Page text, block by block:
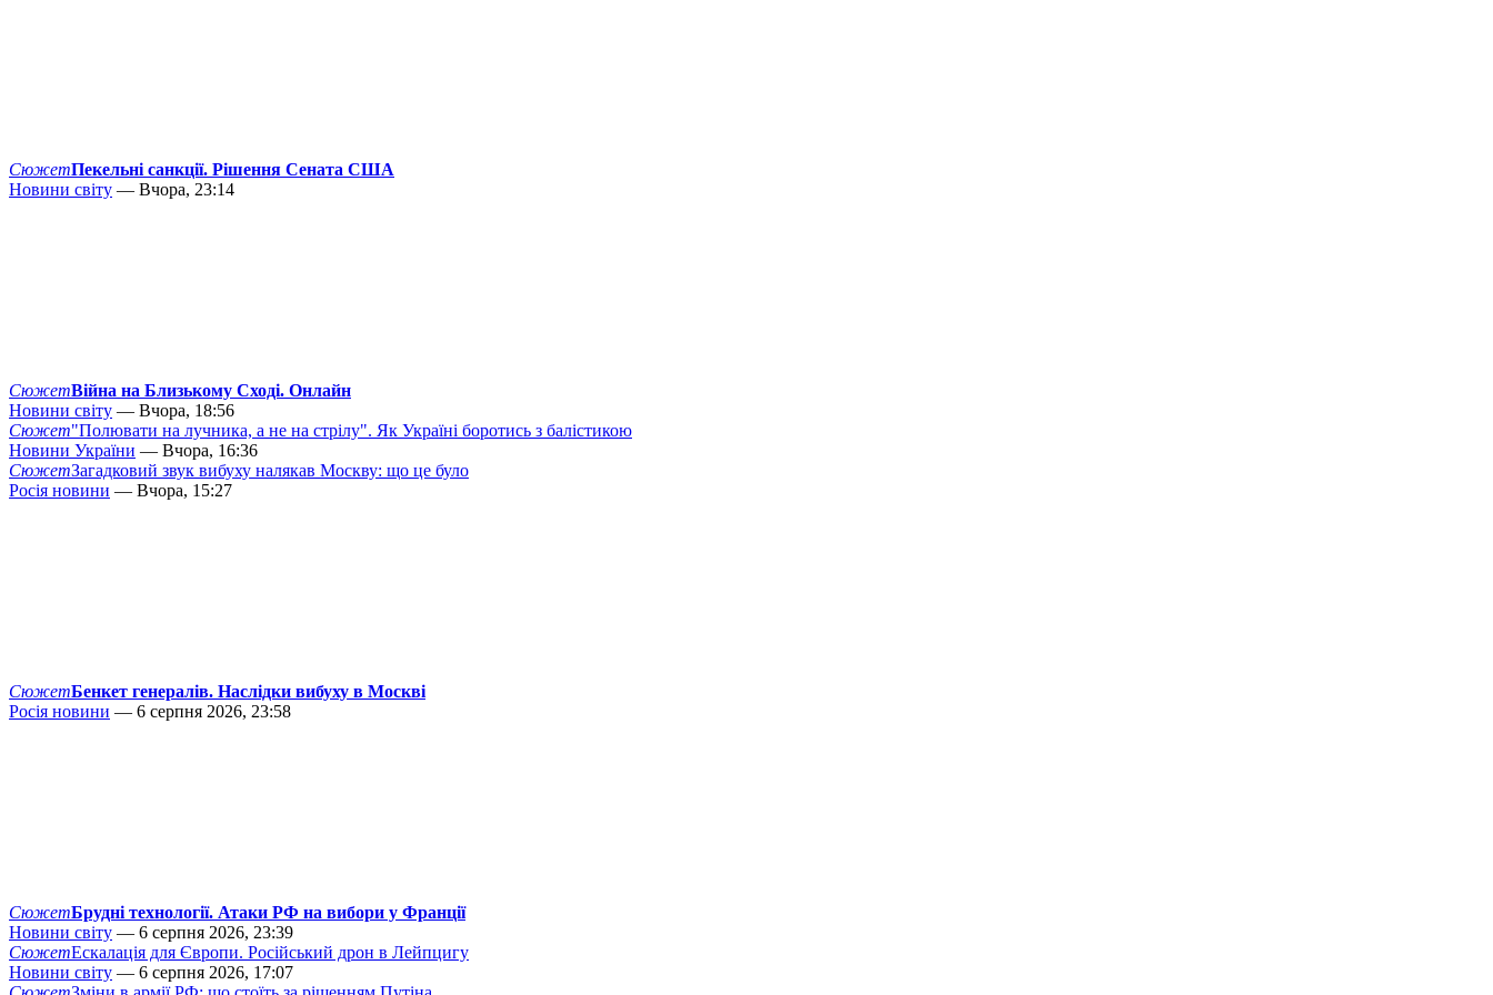
СюжетПекельні санкції. Рішення Сената США
Новини світу — Вчора, 23:14
СюжетВійна на Близькому Сході. Онлайн
Новини світу — Вчора, 18:56
Сюжет"Полювати на лучника, а не на стрілу". Як Україні боротись з балістикою
Новини України — Вчора, 16:36
СюжетЗагадковий звук вибуху налякав Москву: що це було
Росія новини — Вчора, 15:27
СюжетБенкет генералів. Наслідки вибуху в Москві
Росія новини — 6 серпня 2026, 23:58
СюжетБрудні технології. Атаки РФ на вибори у Франції
Новини світу — 6 серпня 2026, 23:39
СюжетЕскалація для Європи. Російський дрон в Лейпцигу
Новини світу — 6 серпня 2026, 17:07